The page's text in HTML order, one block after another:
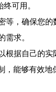
可用。
，确保您的
需求。
据自己的实
能够有效